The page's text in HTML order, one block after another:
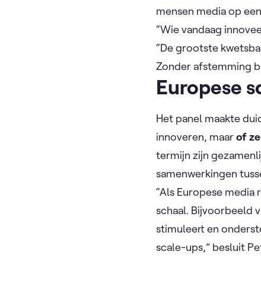
mensen media op
“Wie vandaag
“De grootste
Zonder afstemming
Europese
Het panel maakte
innoveren, maarof
termijn zijn
samenwerkingen
“Als Europese
schaal. Bijvoorbeeld
stimuleert en
scale-ups,” besluit